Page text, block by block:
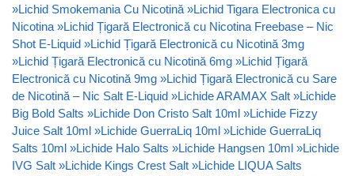
»Lichid Smokemania Cu Nicotină »Lichid Tigara Electronica cu
Nicotina »Lichid Țigară Electronică cu Nicotina Freebase – Nic
Shot E-Liquid »Lichid Țigară Electronică cu Nicotină 3mg
»Lichid Țigară Electronică cu Nicotină 6mg »Lichid Țigară
Electronică cu Nicotină 9mg »Lichid Țigară Electronică cu Sare
de Nicotină – Nic Salt E-Liquid »Lichide ARAMAX Salt »Lichide
Big Bold Salts »Lichide Don Cristo Salt 10ml »Lichide Fizzy
Juice Salt 10ml »Lichide GuerraLiq 10ml »Lichide GuerraLiq
Salts 10ml »Lichide Halo Salts »Lichide Hangsen 10ml »Lichide
IVG Salt »Lichide Kings Crest Salt »Lichide LIQUA Salts